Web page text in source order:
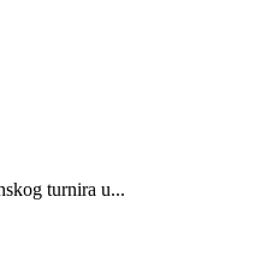
turnira u...